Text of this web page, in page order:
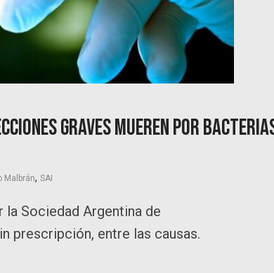
graves mueren por
Malbrán, SAI
Sociedad Argentina de
prescripción, entre las causas.